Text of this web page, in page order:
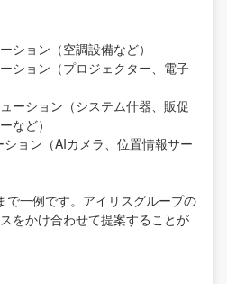
ション（空調設備など）
ション（プロジェクター、電子
ーション（システム什器、販促
など）
ション（AIカメラ、位置情報サー
で一例です。アイリスグループの
をかけ合わせて提案することが